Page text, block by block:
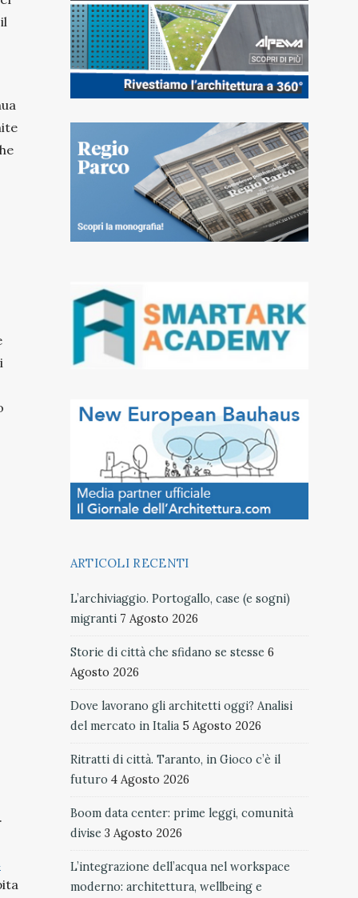
.
ARTICOLI RECENTI
L’archiviaggio. Portogallo, case (e sogni)
migranti 7 Agosto 2026
Storie di città che sfidano se stesse 6
Agosto 2026
Dove lavorano gli architetti oggi? Analisi
del mercato in Italia 5 Agosto 2026
Ritratti di città. Taranto, in Gioco c’è il
futuro 4 Agosto 2026
Boom data center: prime leggi, comunità
divise 3 Agosto 2026
L’integrazione dell’acqua nel workspace
moderno: architettura, wellbeing e